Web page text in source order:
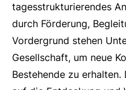
tagesstrukturierendes
durch Förderung,
Vordergrund stehen
Gesellschaft, um neue
Bestehende zu